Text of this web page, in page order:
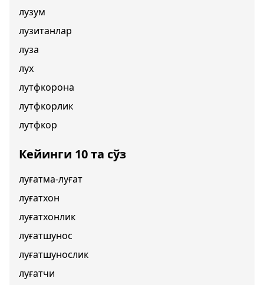
лузум
лузитанлар
луза
лух
лутфкорона
лутфкорлик
лутфкор
Кейинги 10 та сўз
луғатма-луғат
луғатхон
луғатхонлик
луғатшунос
луғатшунослик
луғатчи